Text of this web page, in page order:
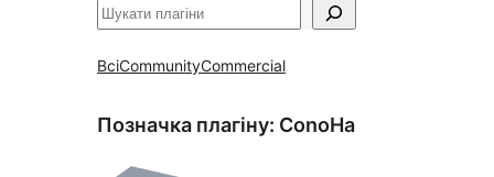
Пошук
ВсіCommunityCommercial
Позначка плагіну: ConoHa